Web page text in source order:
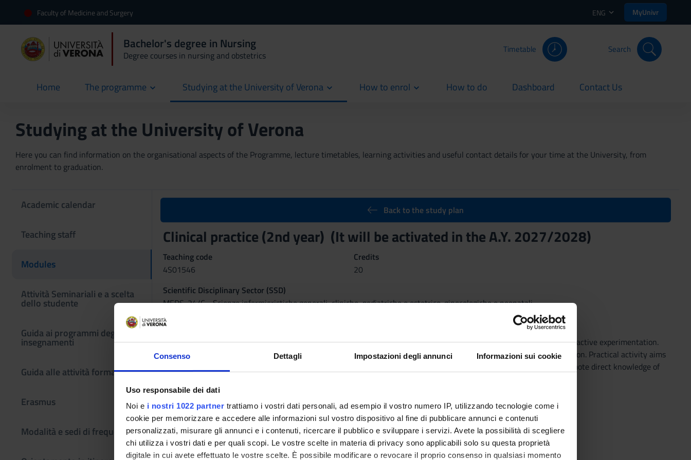
Consenso Dettagli Impostazioni degli annunci Informazioni sui cookie
Uso responsabile dei dati
Noi e i nostri 1022 partner trattiamo i vostri dati personali, ad esempio il vostro numero IP, utilizzando tecnologie come i
cookie per memorizzare e accedere alle informazioni sul vostro dispositivo al fine di pubblicare annunci e contenuti
personalizzati, misurare gli annunci e i contenuti, ricercare il pubblico e sviluppare i servizi. Avete la possibilità di scegliere
chi utilizza i vostri dati e per quali scopi. Le vostre scelte in materia di privacy sono applicabili solo su questa proprietà
digitale in cui avete effettuato le vostre scelte. È possibile modificare o revocare il proprio consenso in qualsiasi momento
Faculty of Medicine and Surgery ENG MyUnivr
Bachelor's degree in Nursing
Degree courses in nursing and obstetrics
Timetable Search
Home
current The programme Studying at the University of Verona How to enrol How to do
current Dashboard
current Contact Us
current
Studying at the University of Verona
Here you can find information on the organisational aspects of the Programme, lecture timetables, learning activities and useful contact details for your time at the University, from
enrolment to graduation.
Academic calendar
Teaching staff
Modules
Attività Seminariali e a scelta
dello studente
Guida ai programmi degli
insegnamenti
Guida alle attività formative
Erasmus
Modalità e sedi di frequenza
Back to the study plan
Clinical practice (2nd year) (It will be activated in the A.Y. 2027/2028)
Teaching code
4S01546
Credits
20
Scientific Disciplinary Sector (SSD)
MEDS-24/C - Scienze infermieristiche generali, cliniche, pediatriche e ostetrico-ginecologiche e neonatali
Learning objectives
The placement during the training course is the privileged and irreplaceable way to learn the professional role through active experimentation.
The quality of the internship depends on the continuous interaction of the practical experience with theoretical reflection. Practical activity aims
to: promote and integrate theoretical and practical knowledge; develop technical, educational and relational skills; promote direct knowledge of